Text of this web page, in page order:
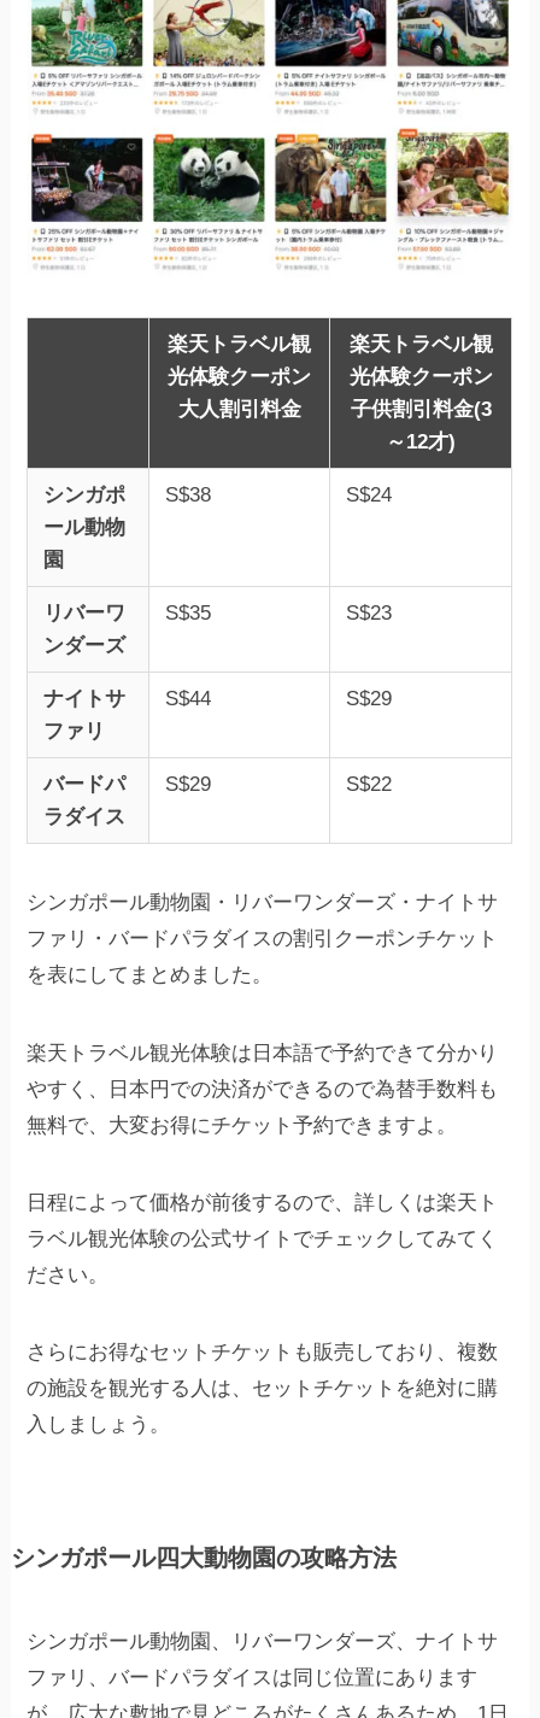
楽天トラベル観
光体験クーポン
大人割引料金
楽天トラベル観
光体験クーポン
子供割引料金(3
～12才)
シンガポ
ール動物
園
S$38 S$24
リバーワ
ンダーズ
S$35 S$23
ナイトサ
ファリ
S$44 S$29
バードパ
ラダイス
S$29 S$22
シンガポール動物園・リバーワンダーズ・ナイトサ
ファリ・バードパラダイスの割引クーポンチケット
を表にしてまとめました。
楽天トラベル観光体験は日本語で予約できて分かり
やすく、日本円での決済ができるので為替手数料も
無料で、大変お得にチケット予約できますよ。
日程によって価格が前後するので、詳しくは楽天ト
ラベル観光体験の公式サイトでチェックしてみてく
ださい。
さらにお得なセットチケットも販売しており、複数
の施設を観光する人は、セットチケットを絶対に購
入しましょう。
シンガポール四大動物園の攻略方法
シンガポール動物園、リバーワンダーズ、ナイトサ
ファリ、バードパラダイスは同じ位置にあります